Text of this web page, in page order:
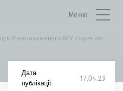
Меню
Щорічна доповідь Уповноваженого ВРУ з прав людини
Дата
публікації:
17.04.23